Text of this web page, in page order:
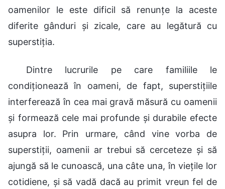
oamenilor le este dificil să renunțe la aceste
diferite gânduri și zicale, care au legătură cu
superstiția.
Dintre lucrurile pe care familiile le
condiționează în oameni, de fapt, superstițiile
interferează în cea mai gravă măsură cu oamenii
și formează cele mai profunde și durabile efecte
asupra lor. Prin urmare, când vine vorba de
superstiții, oamenii ar trebui să cerceteze și să
ajungă să le cunoască, una câte una, în viețile lor
cotidiene, și să vadă dacă au primit vreun fel de